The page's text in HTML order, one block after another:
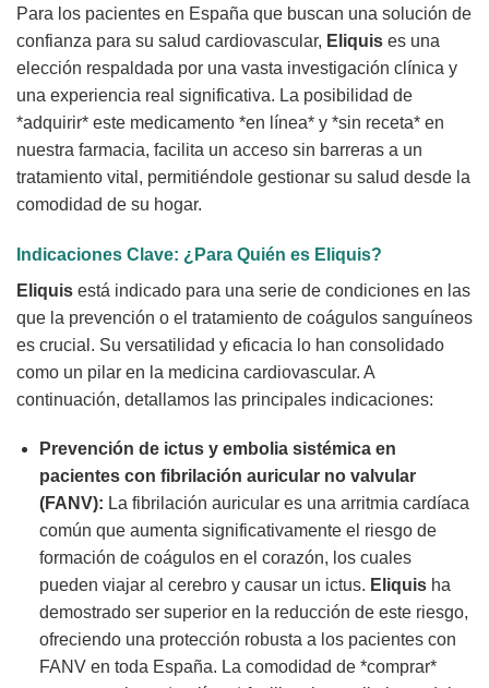
Para los pacientes en España que buscan una solución de
confianza para su salud cardiovascular, Eliquis es una
elección respaldada por una vasta investigación clínica y
una experiencia real significativa. La posibilidad de
*adquirir* este medicamento *en línea* y *sin receta* en
nuestra farmacia, facilita un acceso sin barreras a un
tratamiento vital, permitiéndole gestionar su salud desde la
comodidad de su hogar.
Indicaciones Clave: ¿Para Quién es Eliquis?
Eliquis está indicado para una serie de condiciones en las
que la prevención o el tratamiento de coágulos sanguíneos
es crucial. Su versatilidad y eficacia lo han consolidado
como un pilar en la medicina cardiovascular. A
continuación, detallamos las principales indicaciones:
Prevención de ictus y embolia sistémica en
pacientes con fibrilación auricular no valvular
(FANV): La fibrilación auricular es una arritmia cardíaca
común que aumenta significativamente el riesgo de
formación de coágulos en el corazón, los cuales
pueden viajar al cerebro y causar un ictus. Eliquisha
demostrado ser superior en la reducción de este riesgo,
ofreciendo una protección robusta a los pacientes con
FANV en toda España. La comodidad de *comprar*